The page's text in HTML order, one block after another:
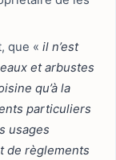
que «il n’est
et arbustes
qu’à la
particuliers
usages
de règlements